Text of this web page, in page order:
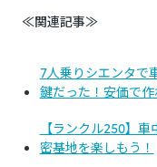
≪関連記事≫
7人乗りシエンタで
鍵だった！安価で
【ランクル250】
密基地を楽しもう！